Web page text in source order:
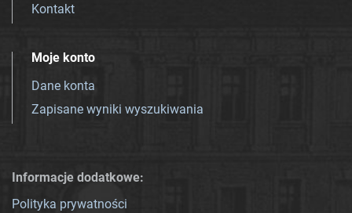
Kontakt
Moje konto
Dane konta
Zapisane wyniki wyszukiwania
Informacje dodatkowe:
Polityka prywatności